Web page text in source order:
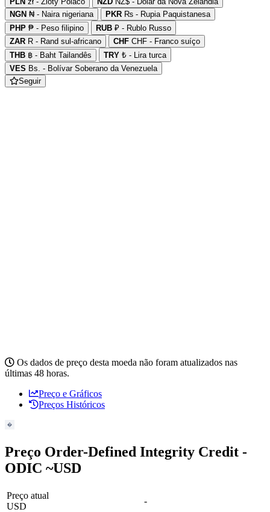
NGN ₦ - Naira nigeriana PKR ₨ - Rupia Paquistanesa
PHP ₱ - Peso filipino RUB ₽ - Rublo Russo
ZAR R - Rand sul-africano CHF CHF - Franco suíço
THB ฿ - Baht Tailandês TRY ₺ - Lira turca
VES Bs. - Bolívar Soberano da Venezuela
Seguir
Os dados de preço desta moeda não foram atualizados nas
últimas 48 horas.
Preço e Gráficos
Preços Históricos
Preço Order-Defined Integrity Credit -
ODIC ~USD
Preço atual
USD
-